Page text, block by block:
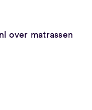
over matrassen